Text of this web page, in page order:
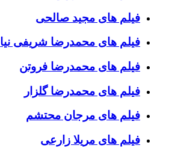
فیلم های مجید صالحی
فیلم های محمدرضا شریفی نیا
فیلم های محمدرضا فروتن
فیلم های محمدرضا گلزار
فیلم های مرجان محتشم
فیلم های مریلا زارعی